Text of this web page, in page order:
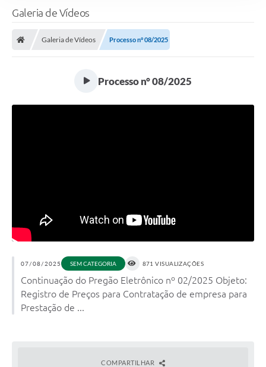
Galeria de Vídeos
Galeria de Vídeos Processo n° 08/2025
Processo n° 08/2025
07/08/2025 SEM CATEGORIA 871 VISUALIZAÇÕES
Continuação do Pregão Eletrônico nº 02/2025 Objeto:
Registro de Preços para Contratação de empresa para
Prestação de ...
COMPARTILHAR